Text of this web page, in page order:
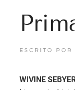
ESCRITO
WIVINE